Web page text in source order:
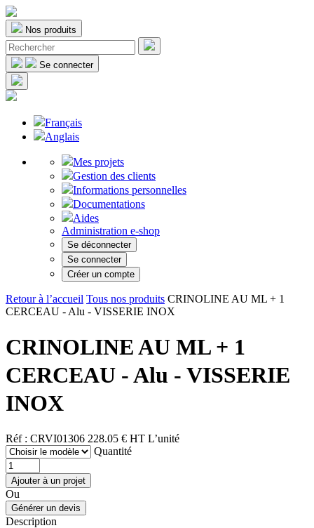
Nos produits
Se connecter
Français
Anglais
Mes projets
Gestion des clients
Informations personnelles
Documentations
Aides
Administration e-shop
Se déconnecter
Se connecter
Créer un compte
Retour à l’accueil Tous nos produits CRINOLINE AU ML + 1
CERCEAU - Alu - VISSERIE INOX
CRINOLINE AU ML + 1
CERCEAU - Alu - VISSERIE
INOX
Réf : CRVI01306 228.05 € HT L’unité
Quantité
Ou
Description